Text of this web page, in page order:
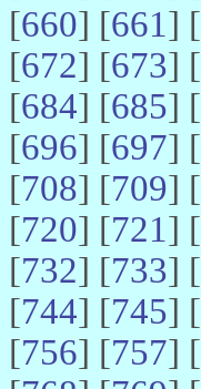
[660] [661] [
[672] [673] [
[684] [685] [
[696] [697] [
[708] [709] [
[720] [721] [
[732] [733] [
[744] [745] [
[756] [757] [